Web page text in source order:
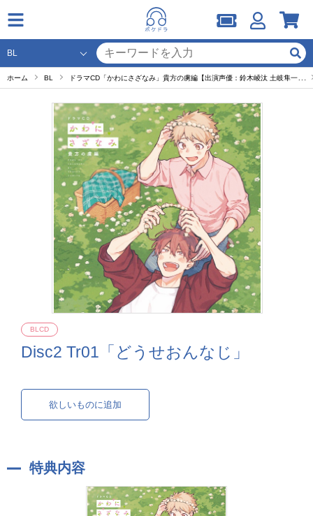
ホーム BL ドラマCD「かわにさざなみ」貴方の虜編【出演声優：鈴木崚汰 土岐隼一】
Disc2 Tr01「どうせおんなじ」
BLCD
欲しいものに追加
特典内容